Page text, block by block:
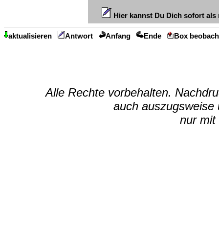
Hier kannst Du Dich sofort
aktualisieren Antwort Anfang Ende Box
Alle Rechte vorbehalten.
auch auszugsweise
nur mit